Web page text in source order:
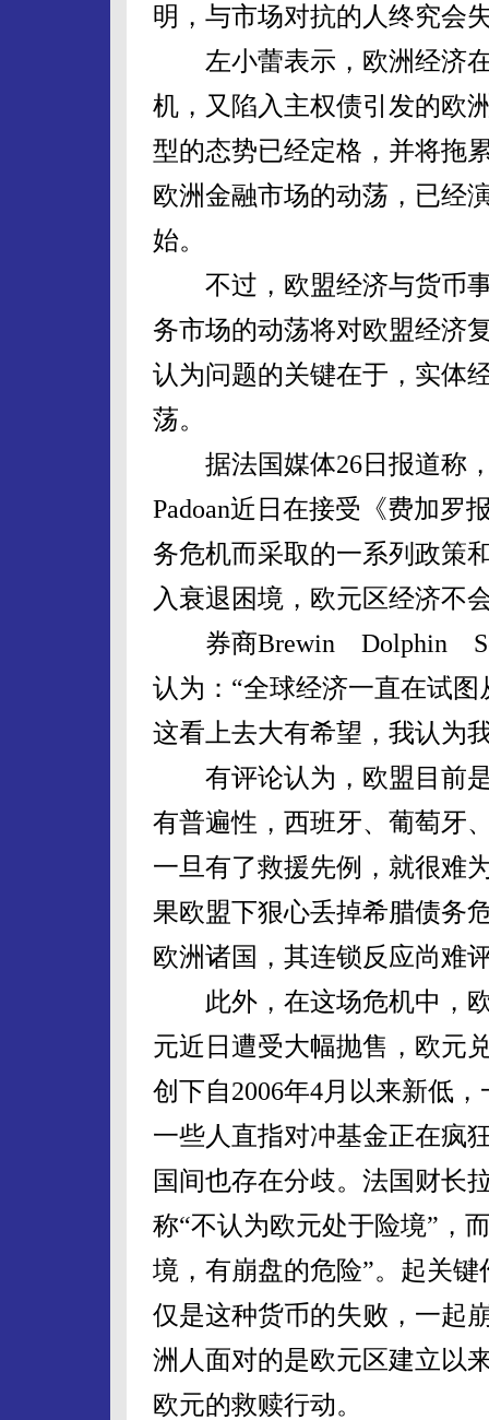
明，与市场对抗的人终究会
左小蕾表示，欧洲经济在
机，又陷入主权债引发的欧
型的态势已经定格，并将拖
欧洲金融市场的动荡，已经
始。
不过，欧盟经济与货币事
务市场的动荡将对欧盟经济
认为问题的关键在于，实体
荡。
据法国媒体26日报道称
Padoan近日在接受《费加罗
务危机而采取的一系列政策
入衰退困境，欧元区经济不
券商Brewin Dolphin
认为：“全球经济一直在试
这看上去大有希望，我认为
有评论认为，欧盟目前是
有普遍性，西班牙、葡萄牙
一旦有了救援先例，就很难
果欧盟下狠心丢掉希腊债务
欧洲诸国，其连锁反应尚难
此外，在这场危机中，欧
元近日遭受大幅抛售，欧元
创下自2006年4月以来新低
一些人直指对冲基金正在疯
国间也存在分歧。法国财长
称“不认为欧元处于险境”，
境，有崩盘的危险”。起关
仅是这种货币的失败，一起
洲人面对的是欧元区建立以
欧元的救赎行动。